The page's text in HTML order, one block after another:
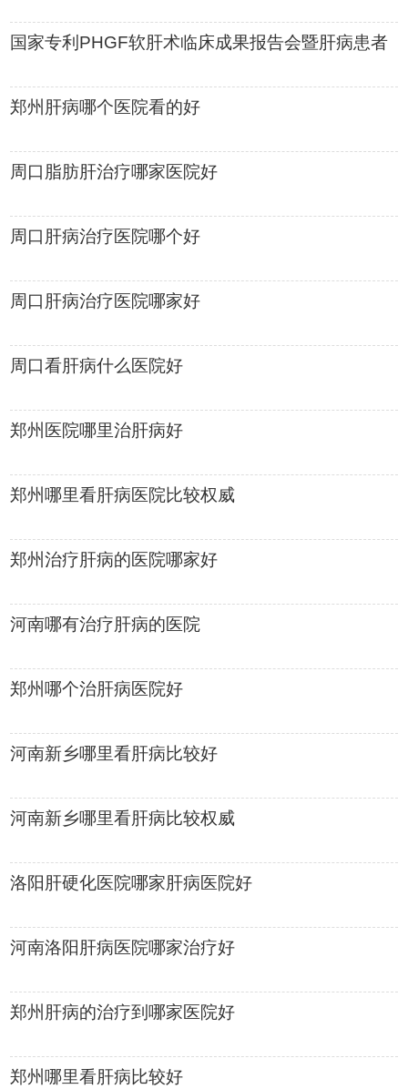
国家专利PHGF软肝术临床成果报告会暨肝病患者
康复分享交流即将召开
郑州肝病哪个医院看的好
周口脂肪肝治疗哪家医院好
周口肝病治疗医院哪个好
周口肝病治疗医院哪家好
周口看肝病什么医院好
郑州医院哪里治肝病好
郑州哪里看肝病医院比较权威
郑州治疗肝病的医院哪家好
河南哪有治疗肝病的医院
郑州哪个治肝病医院好
河南新乡哪里看肝病比较好
河南新乡哪里看肝病比较权威
洛阳肝硬化医院哪家肝病医院好
河南洛阳肝病医院哪家治疗好
郑州肝病的治疗到哪家医院好
郑州哪里看肝病比较好